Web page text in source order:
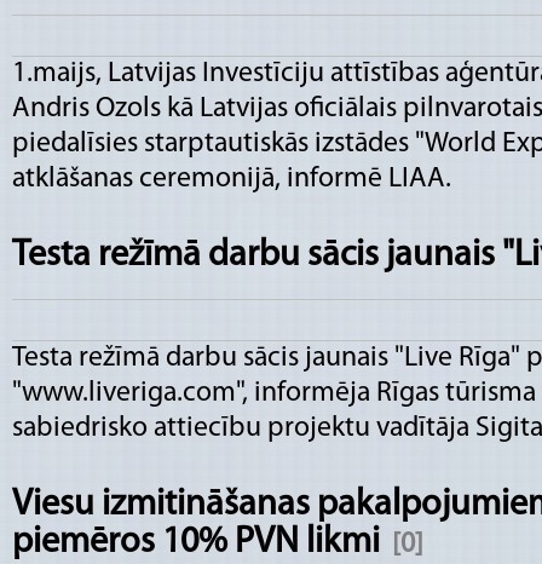
1.maijs, Latvijas Investīciju attīstības
Andris Ozols kā Latvijas oficiālais
piedalīsies starptautiskās izstādes "World
atklāšanas ceremonijā, informē LIAA.
Testa režīmā darbu sācis jaunais
Testa režīmā darbu sācis jaunais "Live Rīga"
"www.liveriga.com", informēja Rīgas
sabiedrisko attiecību projektu vadītāja
Viesu izmitināšanas
piemēros 10% PVN likmi
[0]